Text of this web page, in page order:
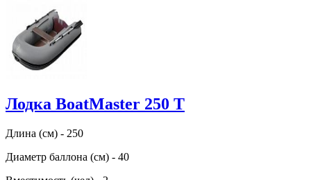
Лодка BoatMaster 250 T
Длина (см) - 250
Диаметр баллона (см) - 40